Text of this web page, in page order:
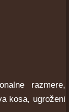
razmere,
kosa, ugroženi